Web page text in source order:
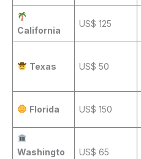
California
US$ 125
Texas US$ 50
Florida US$ 150
Washingto
US$ 65